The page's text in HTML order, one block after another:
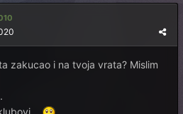
zakucao i na tvoja vrata? Mislim